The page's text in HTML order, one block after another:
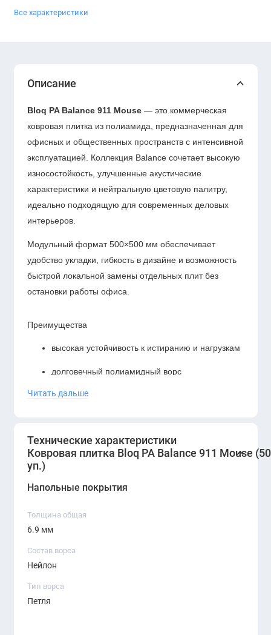
Все характеристики
Описание
Bloq PA Balance 911 Mouse — это коммерческая
ковровая плитка из полиамида, предназначенная для
офисных и общественных пространств с интенсивной
эксплуатацией. Коллекция Balance сочетает высокую
износостойкость, улучшенные акустические
характеристики и нейтральную цветовую палитру,
идеально подходящую для современных деловых
интерьеров.
Модульный формат 500×500 мм обеспечивает
удобство укладки, гибкость в дизайне и возможность
быстрой локальной замены отдельных плит без
остановки работы офиса.
Преимущества
высокая устойчивость к истиранию и нагрузкам
долговечный полиамидный ворс
универсальный нейтральный цвет
удобное решение для крупных коммерческих
проектов
Bloq PA Balance 911 Mouse
класса, идеально подходящая для офисных
проектов ERGO. Она сочетает высокую
нейтральный дизайн, обеспечивая аккуратный
Читать дальше
Технические характеристики
Ковровая плитка Bloq PA Balance 911 Mouse
уп.)
Напольные покрытия
Толщина общая
6.9 мм
Состав ворса
Нейлон
Тип ворса
Петля